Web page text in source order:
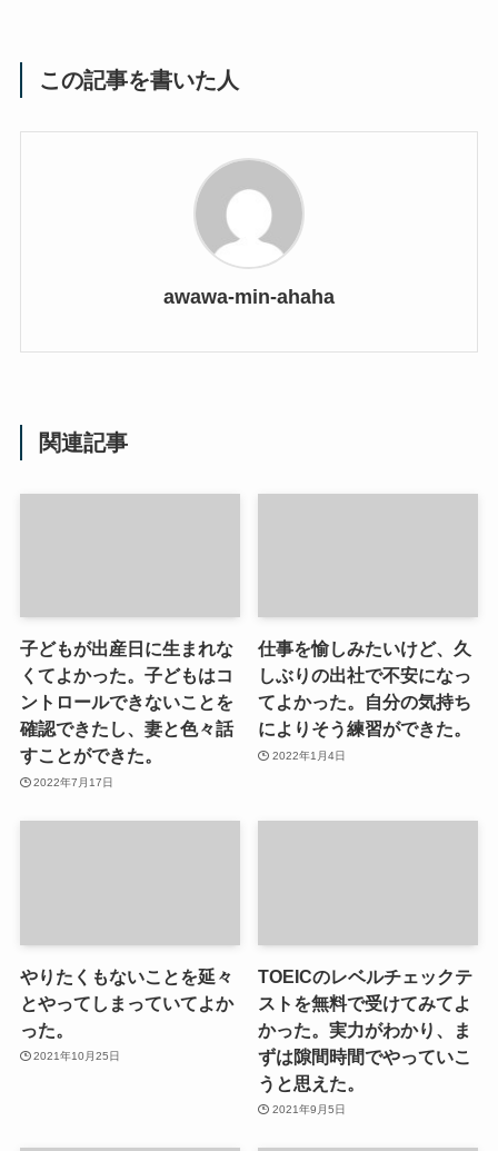
この記事を書いた人
awawa-min-ahaha
関連記事
子どもが出産日に生まれな
くてよかった。子どもはコ
ントロールできないことを
確認できたし、妻と色々話
すことができた。
2022年7月17日
仕事を愉しみたいけど、久
しぶりの出社で不安になっ
てよかった。自分の気持ち
によりそう練習ができた。
2022年1月4日
やりたくもないことを延々
とやってしまっていてよか
った。
2021年10月25日
TOEICのレベルチェックテ
ストを無料で受けてみてよ
かった。実力がわかり、ま
ずは隙間時間でやっていこ
うと思えた。
2021年9月5日